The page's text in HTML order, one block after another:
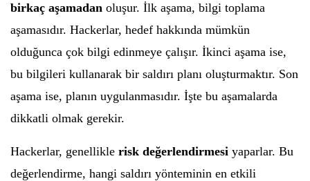
birkaç aşamadan oluşur. İlk aşama, bilgi toplama
aşamasıdır. Hackerlar, hedef hakkında mümkün
olduğunca çok bilgi edinmeye çalışır. İkinci aşama ise,
bu bilgileri kullanarak bir saldırı planı oluşturmaktır. Son
aşama ise, planın uygulanmasıdır. İşte bu aşamalarda
dikkatli olmak gerekir.
Hackerlar, genellikle risk değerlendirmesi yaparlar. Bu
değerlendirme, hangi saldırı yönteminin en etkili